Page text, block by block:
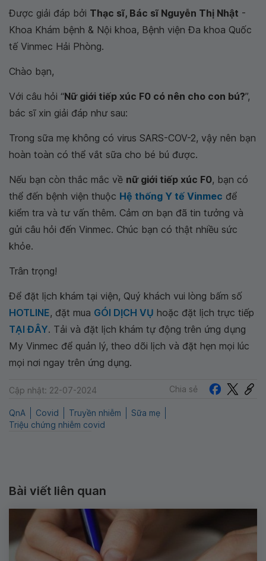
Được giải đáp bởi Thạc sĩ, Bác sĩ Nguyễn Thị Nhật -
Khoa Khám bệnh & Nội khoa, Bệnh viện Đa khoa Quốc
tế Vinmec Hải Phòng.
Chào bạn,
Với câu hỏi “Nữ giới tiếp xúc F0 có nên cho con bú?”,
bác sĩ xin giải đáp như sau:
Trong sữa mẹ không có virus SARS-COV-2, vậy nên bạn
hoàn toàn có thể vắt sữa cho bé bú được.
Nếu bạn còn thắc mắc về nữ giới tiếp xúc F0, bạn có
thể đến bệnh viện thuộc Hệ thống Y tế Vinmec để
kiểm tra và tư vấn thêm. Cảm ơn bạn đã tin tưởng và
gửi câu hỏi đến Vinmec. Chúc bạn có thật nhiều sức
khỏe.
Trân trọng!
Để đặt lịch khám tại viện, Quý khách vui lòng bấm số
HOTLINE, đặt mua GÓI DỊCH VỤ hoặc đặt lịch trực tiếp
TẠI ĐÂY. Tải và đặt lịch khám tự động trên ứng dụng
My Vinmec để quản lý, theo dõi lịch và đặt hẹn mọi lúc
mọi nơi ngay trên ứng dụng.
Cập nhật: 22-07-2024 Chia sẻ
QnA Covid Truyền nhiễm
Sữa mẹ
Triệu chứng nhiễm covid
Bài viết liên quan